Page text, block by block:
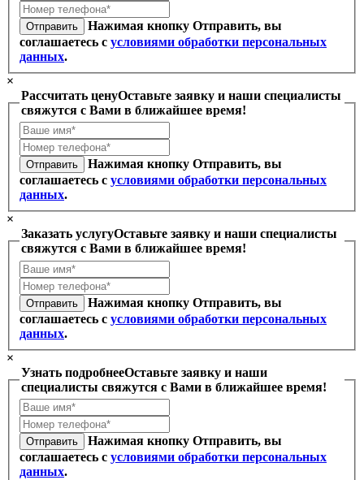
Отправить
Нажимая кнопку Отправить, вы
соглашаетесь с условиями обработки персональных
данных.
×
Рассчитать ценуОставьте заявку и наши специалисты
свяжутся с Вами в ближайшее время!
Отправить
Нажимая кнопку Отправить, вы
соглашаетесь с условиями обработки персональных
данных.
×
Заказать услугуОставьте заявку и наши специалисты
свяжутся с Вами в ближайшее время!
Отправить
Нажимая кнопку Отправить, вы
соглашаетесь с условиями обработки персональных
данных.
×
Узнать подробнееОставьте заявку и наши
специалисты свяжутся с Вами в ближайшее время!
Отправить
Нажимая кнопку Отправить, вы
соглашаетесь с условиями обработки персональных
данных.